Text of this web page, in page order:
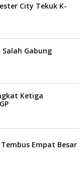
City Tekuk K-
Gabung
Ketiga
Empat Besar